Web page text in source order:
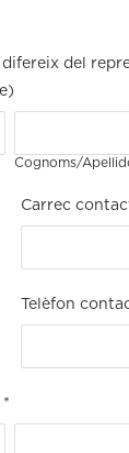
del
Cognoms/
Carrec
Telèfon
*